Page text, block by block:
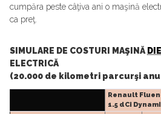
cumpăra peste câţiva ani o maşină
ca preţ.
SIMULARE DE COSTURI MAŞINĂ
ELECTRICĂ
(20.000 de kilometri parcurşi
Renault
1.5 dCi